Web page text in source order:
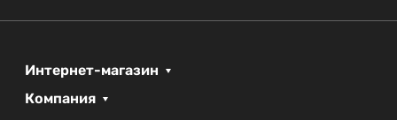
дизайне, что делает его отличным элементом
и функциональности.
производителя подтверждают надежность и
Интернет-магазин
Компания